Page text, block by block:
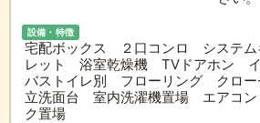
設備・特徴
宅配ボックス ２口コンロ システ
レット 浴室乾燥機 TVドアホン
バストイレ別 フローリング クロ
立洗面台 室内洗濯機置場 エアコ
ク置場